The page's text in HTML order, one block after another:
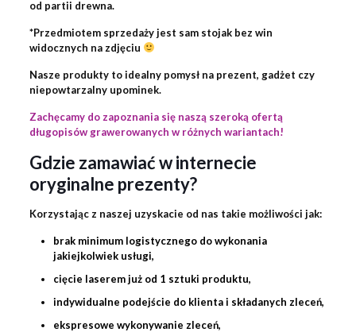
od partii drewna.
*Przedmiotem sprzedaży jest sam stojak bez win
widocznych na zdjęciu
Nasze produkty to idealny pomysł na prezent, gadżet czy
niepowtarzalny upominek.
Zachęcamy do zapoznania się naszą szeroką ofertą
długopisów grawerowanych w różnych wariantach!
Gdzie zamawiać w internecie
oryginalne prezenty?
Korzystając z naszej uzyskacie od nas takie możliwości jak:
brak minimum logistycznego do wykonania
jakiejkolwiek usługi,
cięcie laserem już od 1 sztuki produktu,
indywidualne podejście do klienta i składanych zleceń,
ekspresowe wykonywanie zleceń,